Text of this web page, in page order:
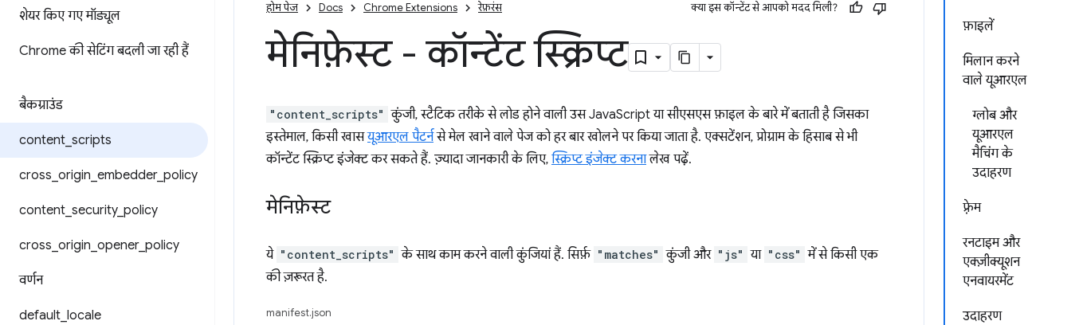
शेयर किए गए मॉड्यूल
Chrome की सेटिंग बदली जा रही हैं
बैकग्राउंड
content scripts
cross origin embedder_ policy
content security_ policy
cross origin opener_ policy
वर्णन
default locale
फ़ाइलें
मिलान करने
वाले यूआरएल
ग्लोब और
यूआरएल
मैचिंग के
उदाहरण
फ़्रेम
रनटाइम और
एक्ज़ीक्यूशन
एनवायरमेंट
उदाहरण
होम पेज Docs Chrome Extensions रेफ़रंस क्या इस कॉन्टेंट से आपको मदद मिली?
मेनिफ़ेस्ट - कॉन्टेंट स्क्रिप्ट
"content_scripts" कुंजी, स्टैटिक तरीके से लोड होने वाली उस JavaScript या सीएसएस फ़ाइल के बारे में बताती है जिसका
इस्तेमाल, किसी खासयूआरएल पैटर्नसे मेल खाने वाले पेज को हर बार खोलने पर किया जाता है. एक्सटेंशन, प्रोग्राम के हिसाब से भी
कॉन्टेंट स्क्रिप्ट इंजेक्ट कर सकते हैं. ज़्यादा जानकारी के लिए, स्क्रिप्ट इंजेक्ट करनालेख पढ़ें.
मेनिफ़ेस्ट
ये "content_scripts" के साथ काम करने वाली कुंजियां हैं. सिर्फ़ "matches" कुंजी और "js" या "css" में से किसी एक
की ज़रूरत है.
manifest.json